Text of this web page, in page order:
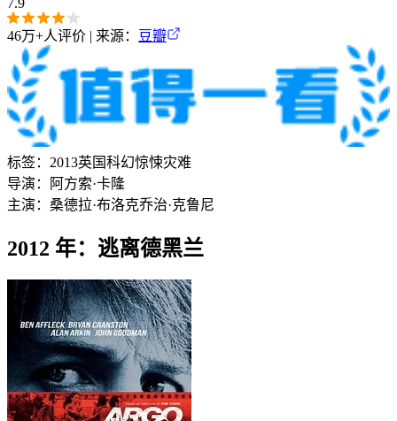
7.9
46万+人评价 | 来源： 豆瓣
标签： 2013英国科幻惊悚灾难
导演：
阿方索·卡隆
主演： 桑德拉·布洛克乔治·克鲁尼
2012 年：逃离德黑兰